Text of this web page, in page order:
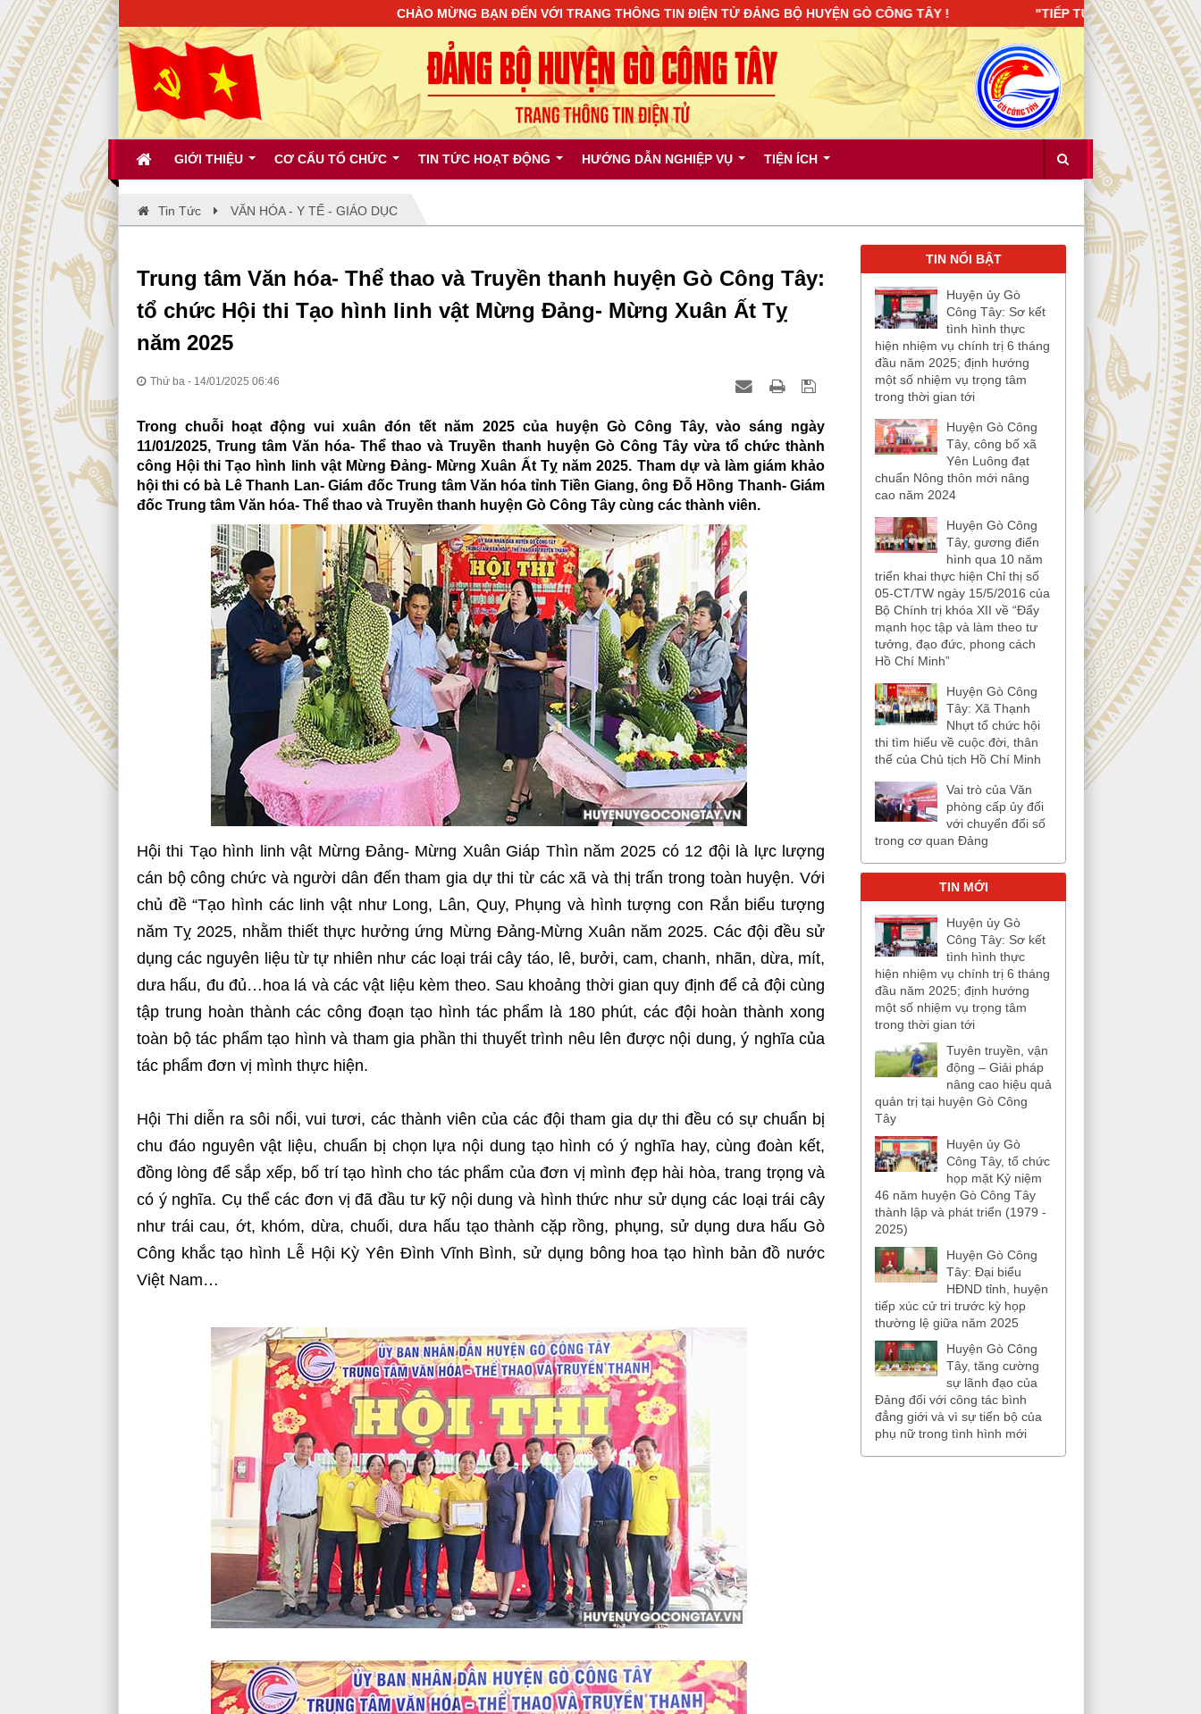
GIỚI THIỆU CƠ CẤU TỔ CHỨC TIN TỨC HOẠT ĐỘNG HƯỚNG DẪN NGHIỆP VỤ TIỆN ÍCH
CHÀO MỪNG BẠN ĐẾN VỚI TRANG THÔNG TIN ĐIỆN TỬ ĐẢNG BỘ HUYỆN GÒ CÔNG TÂY ! "TIẾP TỤC XÂY DỰNG ĐẢNG BỘ TRONG
Tin Tức VĂN HÓA - Y TẾ - GIÁO DỤC
Trung tâm Văn hóa- Thể thao và Truyền thanh huyện Gò Công Tây:
tổ chức Hội thi Tạo hình linh vật Mừng Đảng- Mừng Xuân Ất Tỵ
năm 2025
Thứ ba - 14/01/2025 06:46
Trong chuỗi hoạt động vui xuân đón tết năm 2025 của huyện Gò Công Tây, vào sáng ngày
11/01/2025, Trung tâm Văn hóa- Thể thao và Truyền thanh huyện Gò Công Tây vừa tổ chức thành
công Hội thi Tạo hình linh vật Mừng Đảng- Mừng Xuân Ất Tỵ năm 2025. Tham dự và làm giám khảo
hội thi có bà Lê Thanh Lan- Giám đốc Trung tâm Văn hóa tỉnh Tiền Giang, ông Đỗ Hồng Thanh- Giám
đốc Trung tâm Văn hóa- Thể thao và Truyền thanh huyện Gò Công Tây cùng các thành viên.
Hội thi Tạo hình linh vật Mừng Đảng- Mừng Xuân Giáp Thìn năm 2025 có 12 đội là lực lượng
cán bộ công chức và người dân đến tham gia dự thi từ các xã và thị trấn trong toàn huyện. Với
chủ đề “Tạo hình các linh vật như Long, Lân, Quy, Phụng và hình tượng con Rắn biểu tượng
năm Tỵ 2025, nhằm thiết thực hưởng ứng Mừng Đảng-Mừng Xuân năm 2025. Các đội đều sử
dụng các nguyên liệu từ tự nhiên như các loại trái cây táo, lê, bưởi, cam, chanh, nhãn, dừa, mít,
dưa hấu, đu đủ…hoa lá và các vật liệu kèm theo. Sau khoảng thời gian quy định để cả đội cùng
tập trung hoàn thành các công đoạn tạo hình tác phẩm là 180 phút, các đội hoàn thành xong
toàn bộ tác phẩm tạo hình và tham gia phần thi thuyết trình nêu lên được nội dung, ý nghĩa của
tác phẩm đơn vị mình thực hiện.
Hội Thi diễn ra sôi nổi, vui tươi, các thành viên của các đội tham gia dự thi đều có sự chuẩn bị
chu đáo nguyên vật liệu, chuẩn bị chọn lựa nội dung tạo hình có ý nghĩa hay, cùng đoàn kết,
đồng lòng để sắp xếp, bố trí tạo hình cho tác phẩm của đơn vị mình đẹp hài hòa, trang trọng và
có ý nghĩa. Cụ thể các đơn vị đã đầu tư kỹ nội dung và hình thức như sử dụng các loại trái cây
như trái cau, ớt, khóm, dừa, chuối, dưa hấu tạo thành cặp rồng, phụng, sử dụng dưa hấu Gò
Công khắc tạo hình Lễ Hội Kỳ Yên Đình Vĩnh Bình, sử dụng bông hoa tạo hình bản đồ nước
Việt Nam…
TIN NỔI BẬT
Huyện ủy Gò
Công Tây: Sơ kết
tình hình thực
hiện nhiệm vụ chính trị 6 tháng
đầu năm 2025; định hướng
một số nhiệm vụ trọng tâm
trong thời gian tới
Huyện Gò Công
Tây, công bố xã
Yên Luông đạt
chuẩn Nông thôn mới nâng
cao năm 2024
Huyện Gò Công
Tây, gương điển
hình qua 10 năm
triển khai thực hiện Chỉ thị số
05-CT/TW ngày 15/5/2016 của
Bộ Chính trị khóa XII về “Đẩy
mạnh học tập và làm theo tư
tưởng, đạo đức, phong cách
Hồ Chí Minh”
Huyện Gò Công
Tây: Xã Thạnh
Nhựt tổ chức hội
thi tìm hiểu về cuộc đời, thân
thế của Chủ tịch Hồ Chí Minh
Vai trò của Văn
phòng cấp ủy đối
với chuyển đổi số
trong cơ quan Đảng
TIN MỚI
Huyện ủy Gò
Công Tây: Sơ kết
tình hình thực
hiện nhiệm vụ chính trị 6 tháng
đầu năm 2025; định hướng
một số nhiệm vụ trọng tâm
trong thời gian tới
Tuyên truyền, vận
động – Giải pháp
nâng cao hiệu quả
quản trị tại huyện Gò Công
Tây
Huyện ủy Gò
Công Tây, tổ chức
họp mặt Kỷ niệm
46 năm huyện Gò Công Tây
thành lập và phát triển (1979 -
2025)
Huyện Gò Công
Tây: Đại biểu
HĐND tỉnh, huyện
tiếp xúc cử tri trước kỳ họp
thường lệ giữa năm 2025
Huyện Gò Công
Tây, tăng cường
sự lãnh đạo của
Đảng đối với công tác bình
đẳng giới và vì sự tiến bộ của
phụ nữ trong tình hình mới